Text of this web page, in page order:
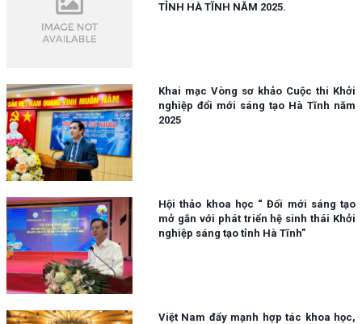
TỈNH HÀ TĨNH NĂM 2025.
Khai mạc Vòng sơ khảo Cuộc thi Khởi
nghiệp đổi mới sáng tạo Hà Tĩnh năm
2025
Hội thảo khoa học “ Đổi mới sáng tạo
mở gắn với phát triển hệ sinh thái Khởi
nghiệp sáng tạo tỉnh Hà Tĩnh”
Việt Nam đẩy mạnh hợp tác khoa học,